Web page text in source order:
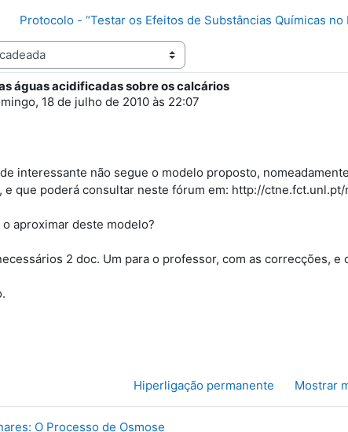
Protocolo - “Testar os Efeitos de Substâncias Químicas
águas acidificadas sobre os calcários
18 de julho de 2010 às 22:07
interessante não segue o modelo proposto,
e que poderá consultar neste fórum em: http://
aproximar deste modelo?
2 doc. Um para o professor, com as correcções, e
Hiperligação permanente
Mostrar
O Processo de Osmose